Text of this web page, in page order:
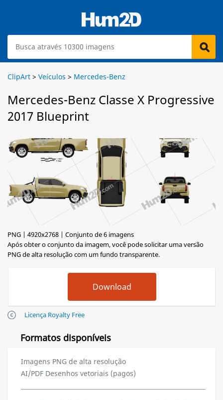
ClipArt > Veículos > Mercedes-Benz
Mercedes-Benz Classe X Progressive
2017 Blueprint
PNG | 4920x2768 | Conjunto de 6 imagens
Após obter o conjunto da imagem, você pode solicitar uma versão
PNG de alta resolução com um fundo transparente.
Licença Royalty Free
Formatos disponíveis
Imagens PNG de alta resolução
AI/PDF Desenhos vetoriais (pagos)